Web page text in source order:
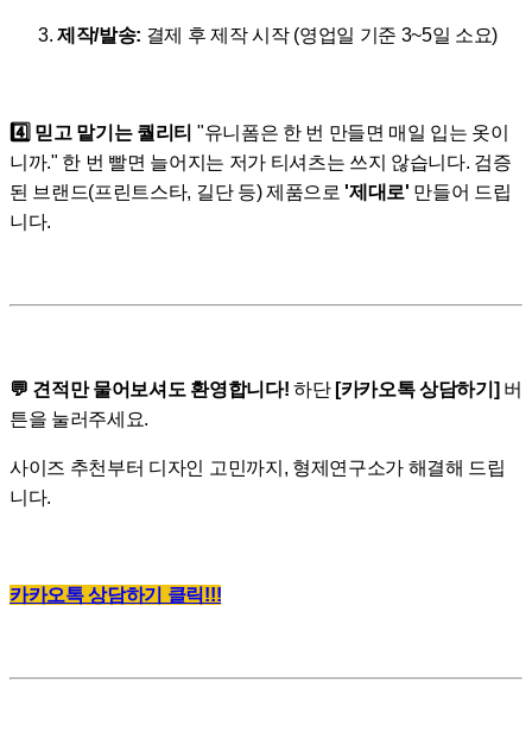
제작/발송: 결제 후 제작 시작 (영업일 기준 3~5일 소요)
4️⃣ 믿고 맡기는 퀄리티 "유니폼은 한 번 만들면 매일 입는 옷이
니까." 한 번 빨면 늘어지는 저가 티셔츠는 쓰지 않습니다. 검증
된 브랜드(프린트스타, 길단 등) 제품으로'제대로' 만들어 드립
니다.
💬 견적만 물어보셔도 환영합니다! 하단 [카카오톡 상담하기] 버
튼을 눌러주세요.
사이즈 추천부터 디자인 고민까지, 형제연구소가 해결해 드립
니다.
카카오톡 상담하기 클릭!!!